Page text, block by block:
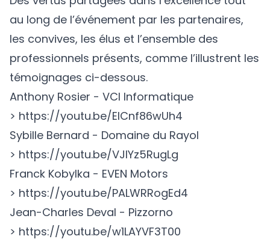
au long de l’événement par les partenaires,
les convives, les élus et l’ensemble des
professionnels présents, comme l’illustrent les
témoignages ci-dessous.
Anthony Rosier - VCI Informatique
> https://youtu.be/ElCnf86wUh4
Sybille Bernard - Domaine du Rayol
> https://youtu.be/VJlYz5RugLg
Franck Kobylka - EVEN Motors
> https://youtu.be/PALWRRogEd4
Jean-Charles Deval - Pizzorno
> https://youtu.be/w1LAYVF3T00